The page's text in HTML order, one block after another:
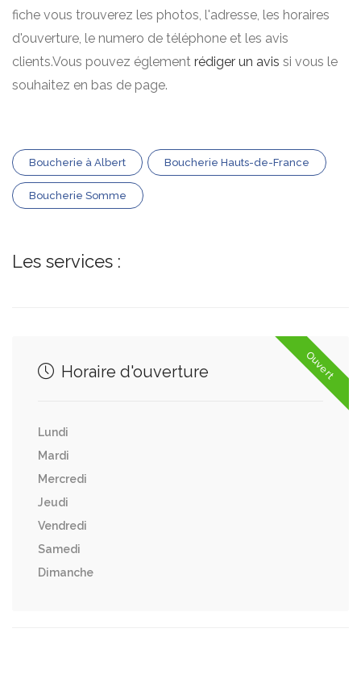
fiche vous trouverez les photos, l'adresse, les horaires
d'ouverture, le numero de téléphone et les avis
clients.Vous pouvez églement rédiger un avis si vous le
souhaitez en bas de page.
Boucherie à Albert Boucherie Hauts-de-France
Boucherie Somme
Les services :
Ouvert
Horaire d'ouverture
Lundi
Mardi
Mercredi
Jeudi
Vendredi
Samedi
Dimanche